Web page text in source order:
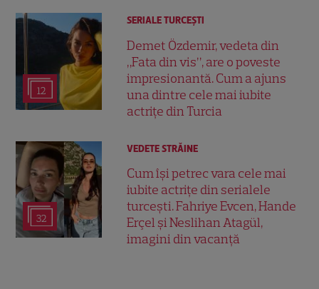
12
SERIALE TURCEŞTI
Demet Özdemir, vedeta din
„Fata din vis”, are o poveste
impresionantă. Cum a ajuns
una dintre cele mai iubite
actrițe din Turcia
32
VEDETE STRĂINE
Cum își petrec vara cele mai
iubite actrițe din serialele
turcești. Fahriye Evcen, Hande
Erçel și Neslihan Atagül,
imagini din vacanță